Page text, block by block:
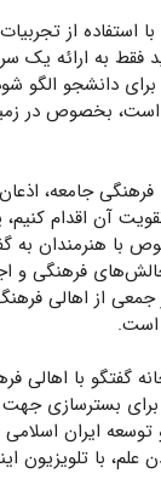
استفاده از
فقط به ارائه
دانشجو الگو
است، بخصوص در
فرهنگی جامعه،
آن اقدام کنیم،
با هنرمندان به
فرهنگی و
جمعی از اهالی
است.
گفتگو با اهالی
برای بسترسازی
ایران اسلامی
با تلویزیون